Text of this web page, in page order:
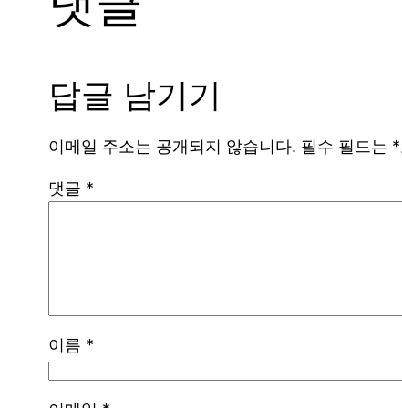
답글 남기기
이메일 주소는 공개되지 않습니다. 필수 필드는 *
댓글 *
이름 *